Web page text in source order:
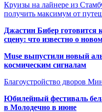
Круизы на лайнере из
получить максимум от
Джастин Бибер
сцену: что известно о
Muse выпустили новый
космическим сигналам
Благоустройство дворов
Юбилейный фестиваль
в Молодечно в июне